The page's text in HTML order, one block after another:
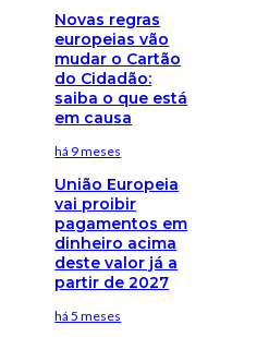
Novas regras
europeias vão
mudar o Cartão
do Cidadão:
saiba o que está
em causa
há 9 meses
União Europeia
vai proibir
pagamentos em
dinheiro acima
deste valor já a
partir de 2027
há 5 meses